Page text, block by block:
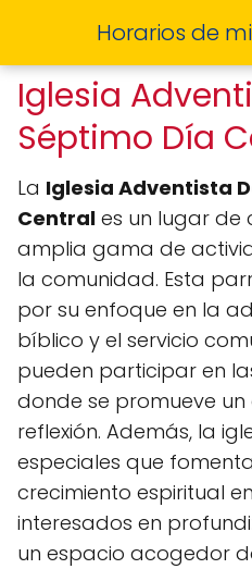
Horarios de
Iglesia
Séptimo Día
La Iglesia Adventista
Central es un lugar de
amplia gama de
la comunidad. Esta
por su enfoque en la
bíblico y el servicio
pueden participar en
donde se promueve
reflexión. Además, la
especiales que
crecimiento espiritual
interesados en
un espacio acogedor